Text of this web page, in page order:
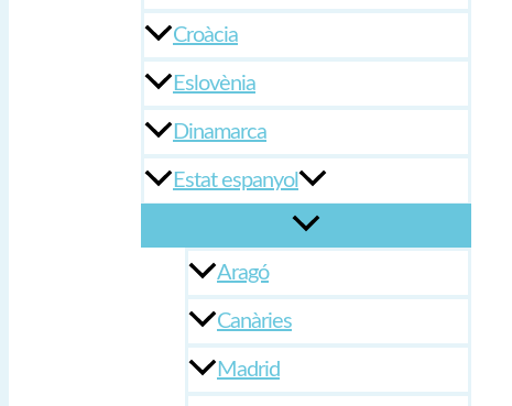
Croàcia
Eslovènia
Dinamarca
Estat espanyol
Aragó
Canàries
Madrid